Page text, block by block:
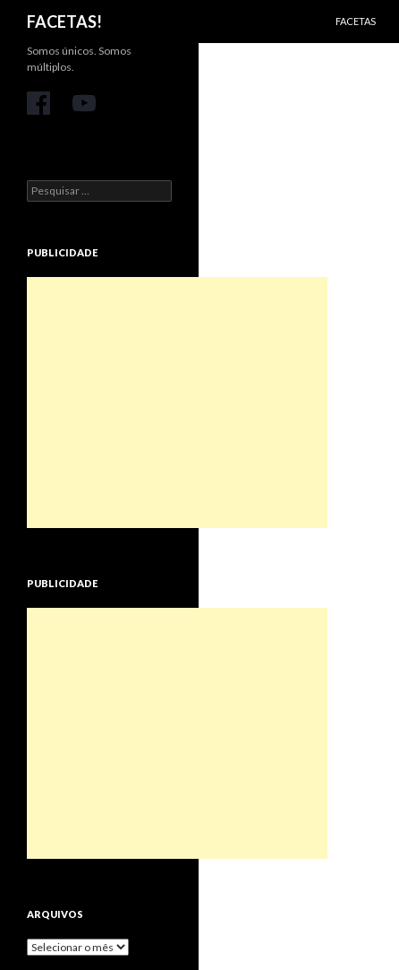
FACETAS!
FACETAS
Somos únicos. Somos
múltiplos.
Pesquisar
por:
PUBLICIDADE
PUBLICIDADE
ARQUIVOS
Arquivos